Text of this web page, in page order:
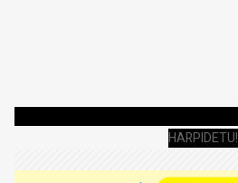
HARPIDETU!